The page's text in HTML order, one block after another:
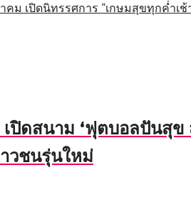
คม เปิดนิทรรศการ “เกษมสุขทุกค่ำเ
ปิดสนาม ‘ฟุตบอลปันสุ
วชนรุ่นใหม่